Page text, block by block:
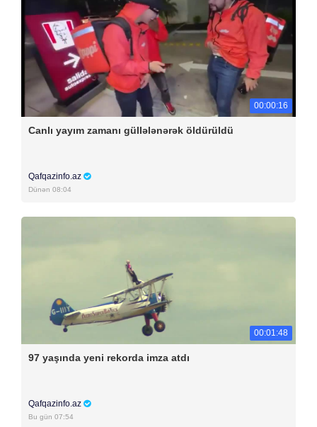
00:00:16
Canlı yayım zamanı güllələnərək öldürüldü
Qafqazinfo.az
Dünən 08:04
00:01:48
97 yaşında yeni rekorda imza atdı
Qafqazinfo.az
Bu gün 07:54